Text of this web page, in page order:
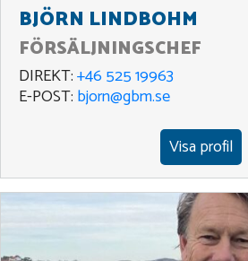
BJÖRN LINDBOHM
FÖRSÄLJNINGSCHEF
DIREKT:+46 525 19963
E-POST: bjorn@gbm.se
Visa profil